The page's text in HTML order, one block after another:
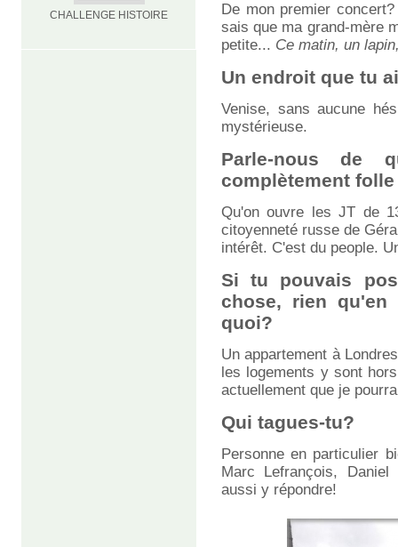
CHALLENGE HISTOIRE
De mon premier
sais que ma grand-mère
petite... Ce matin, un
Un endroit que tu
Venise, sans aucune
mystérieuse.
Parle-nous de
complètement
Qu'on ouvre les JT de
citoyenneté russe de
intérêt. C'est du people.
Si tu pouvais
chose, rien qu'en
quoi?
Un appartement à
les logements y sont
actuellement que je
Qui tagues-tu?
Personne en particulier
Marc Lefrançois,
aussi y répondre!